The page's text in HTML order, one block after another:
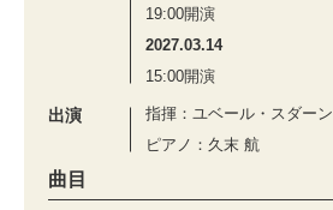
19:00開演
2027.03.14
15:00開演
出演
指揮：ユベール・スダーン
ピアノ：久末 航
曲目